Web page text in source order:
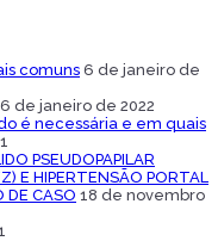
comuns 6 de janeiro de
6 de janeiro de 2022
é necessária e em quais
PSEUDOPAPILAR
E HIPERTENSÃO PORTAL
DE CASO 18 de novembro